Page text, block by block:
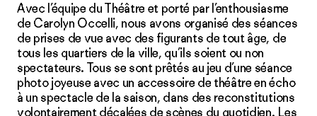
Avec l’équipe du Théâtre et porté par l’enthousiasme
de Carolyn Occelli, nous avons organisé des séances
de prises de vue avec des figurants de tout âge, de
tous les quartiers de la ville, qu’ils soient ou non
spectateurs. Tous se sont prêtés au jeu d’une séance
photo joyeuse avec un accessoire de théâtre en écho
à un spectacle de la saison, dans des reconstitutions
volontairement décalées de scènes du quotidien. Les